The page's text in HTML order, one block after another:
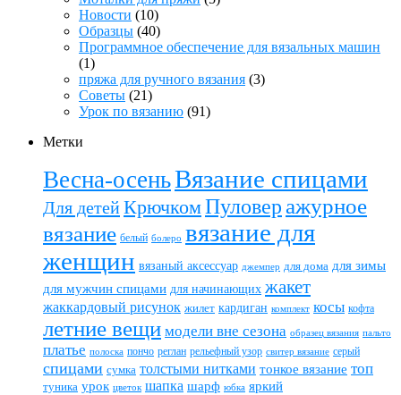
Новости (10)
Образцы (40)
Программное обеспечение для вязальных машин
(1)
пряжа для ручного вязания (3)
Советы (21)
Урок по вязанию (91)
Метки
Весна-осеньВязание спицами
Для детейКрючкомПуловер ажурное
вязание белый болеро вязание для
женщин вязаный аксессуар джемпер для дома для зимы
для мужчин спицами для начинающих жакет
жаккардовый рисунок жилет кардиган комплект косы кофта
летние вещи модели вне сезона образец вязания пальто
платье полоска пончо реглан рельефный узор свитер вязание серый
спицами сумка толстыми нитками тонкое вязание топ
туника урок цветок шапка шарф юбка яркий